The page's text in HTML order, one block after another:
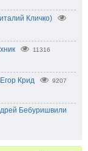
Кличко)
11316
Крид 9207
Бебуришвили